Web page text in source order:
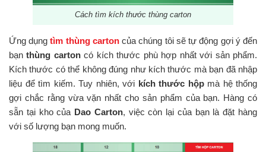
Cách tìm kích thước thùng carton
Ứng dụngtìm thùng cartoncủa chúng tôi sẽ tự động gợi ý đến
bạnthùng cartoncó kích thước phù hợp nhất với sản phẩm.
Kích thước có thể không đúng như kích thước mà bạn đã nhập
liệu để tìm kiếm. Tuy nhiên, với kích thước hộpmà hệ thống
gợi chắc rằng vừa vặn nhất cho sản phẩm của bạn. Hàng có
sẵn tại kho của Dao Carton, việc còn lại của bạn là đặt hàng
với số lượng bạn mong muốn.